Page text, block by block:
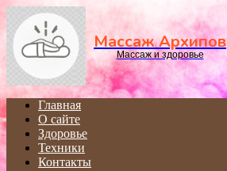
Массаж Архипов
Массаж и здоровье
Главная
О сайте
Здоровье
Техники
Контакты